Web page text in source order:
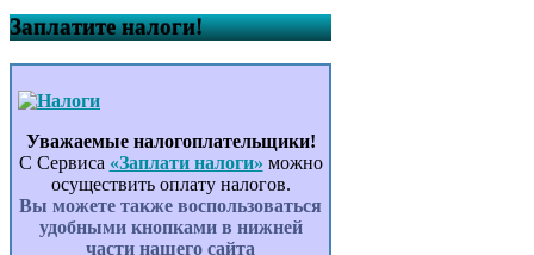
Заплатите налоги!
Уважаемые налогоплательщики!
С Сервиса «Заплати налоги» можно
осуществить оплату налогов.
Вы можете также воспользоваться
удобными кнопками в нижней
части нашего сайта